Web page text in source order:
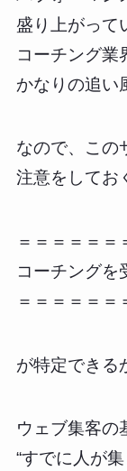
盛り上がって
コーチング業
かなりの追い
なので、この
注意をしてお
＝＝＝＝＝＝
コーチングを
＝＝＝＝＝＝
が特定できる
ウェブ集客の
“すでに人が